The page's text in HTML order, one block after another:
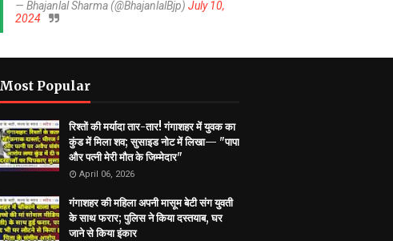
— Bhajanlal Sharma (@BhajanlalBjp) July 10,
2024
Most Popular
रिश्तों की मर्यादा तार-तार! गंगाशहर में युवक का
कुंड में मिला शव; सुसाइड नोट में लिखा— "पापा
और पत्नी मेरी मौत के जिम्मेदार"
April 06, 2026
गंगाशहर की महिला अपनी मासूम बेटी संग युवती
के साथ फरार; पुलिस ने किया दस्तयाब, घर
जाने से किया इंकार